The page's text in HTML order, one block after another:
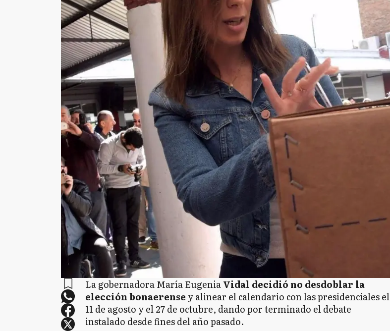
La gobernadora María EugeniaVidal decidió no desdoblar la
elección bonaerense y alinear el calendario con las presidenciales el
11 de agosto y el 27 de octubre, dando por terminado el debate
instalado desde fines del año pasado.